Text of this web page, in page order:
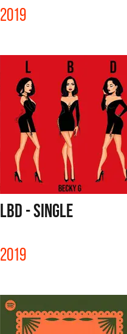
2019
LBD - SINGLE
2019